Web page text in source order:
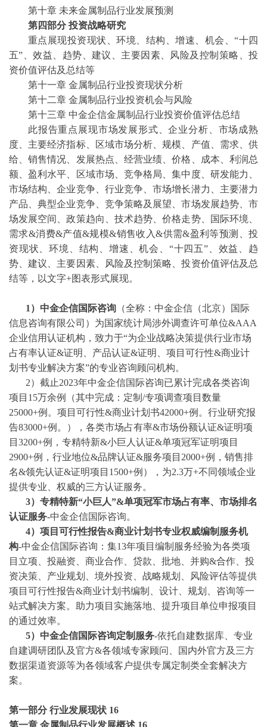
第十章 未来金属制品行业发展预测
第四部分 投资战略研究
重点展现投资现状、环境、结构、增速、机会、“十四
五”、效益、趋势、建议、主要因素、风险及控制策略、投
资价值评估及总结等
第十一章 金属制品行业投资现状分析
第十二章 金属制品行业投资机会与风险
第十三章 中金企信金属制品行业投资价值评估总结
此报告重点展现市场发展形式、企业分析、市场成熟
度、主要经济指标、区域市场分析、规模、产值、需求、供
给、销售情况、发展热点、经营业绩、价格、成本、利润总
额、盈利水平、区域市场、竞争格局、集中度、研发能力、
市场结构、企业竞争、行业竞争、市场增长潜力、主要潜力
产品、典型企业竞争、竞争策略及展望、市场发展趋势、市
场发展空间、政策趋向、技术趋势、价格走势、国际环境、
需求&消费&产值&规模&销售收入&供需&盈利等预测、投
资现状、环境、结构、增速、机会、“十四五”、效益、趋
势、建议、主要因素、风险及控制策略、投资价值评估及总
结等，以文字+图表形式展现。
1）中金企信国际咨询 （全称：中金企信（北京）国际
信息咨询有限公司）为国家统计局涉外调查许可单位&AAA
企业信用认证机构，致力于“为企业战略决策提供行业市场
占有率认证&证明、产品认证&证明、项目可行性&商业计
划书专业解决方案”的专业咨询顾问机构。
2）截止2023年中金企信国际咨询已累计完成各类咨询
项目15万余例（其中完成： 定制 /专项调查项目数量
25000+例。项目可行性&商业计划书42000+例。行业研究报
告83000+例。），各类市场占有率&市场份额认证&证明项
目3200+例，专精特新&小巨人认证&单项冠军证明项目
2900+例，行业地位&品牌认证&服务项目2000+例，销售排
名&领先认证&证明项目1500+例），为2.3万+不同领域企业
提供专业、权威的三方认证服务。
3）专精特新“小巨人”&单项冠军市场占有率、市场排名
认证服务-中金企信国际咨询。
4）项目可行性报告&商业计划书专业权威编制服务机
构-中金企信国际咨询：集13年项目编制服务经验为各类项
目立项、投融资、商业合作、贷款、批地、并购&合作、投
资决策、产业规划、境外投资、战略规划、风险评估等提供
项目可行性报告&商业计划书编制、设计、规划、咨询等一
站式解决方案。助力项目实施落地、提升项目单位申报项目
的通过效率。
5）中金企信国际咨询定制服务-依托自建数据库、专业
自建调研团队及官方&各领域专家顾问、国内外官方及三方
数据渠道资源等为各领域客户提供专属定制类全套解决方
案。
第一部分 行业发展现状 16